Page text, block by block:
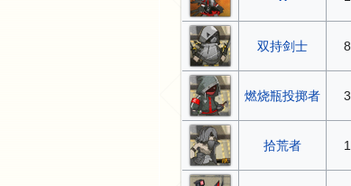
双持剑士 8
燃烧瓶投掷者 3
拾荒者 1